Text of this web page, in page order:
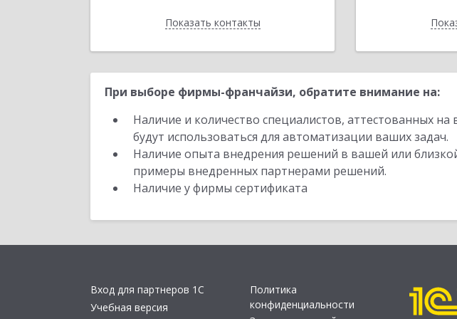
Показать контакты
Назад
При выборе фирмы-франчайзи, обратите внимание на:
Наличие и количество специалистов, аттестованных
будут использоваться для автоматизации ваших задач.
Наличие опыта внедрения решений в вашей или
примеры внедренных партнерами решений.
Наличие у фирмы сертификата
Вход для партнеров 1С
Учебная версия
Политика
конфиденциальности